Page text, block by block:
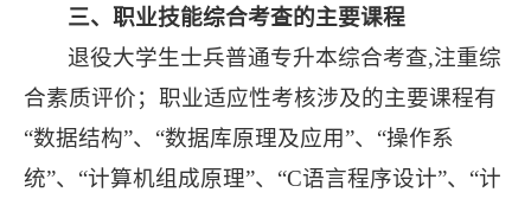
三、职业技能综合考查的主要课程
退役大学生士兵普通专升本综合考查,注重综
合素质评价；职业适应性考核涉及的主要课程有
“数据结构”、“数据库原理及应用”、“操作系
统”、“计算机组成原理”、“C语言程序设计”、“计